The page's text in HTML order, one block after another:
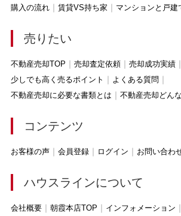
購入の流れ
賃貸VS持ち家 マンションと戸建
売りたい
不動産売却TOP 売却査定依頼 売却成功実績
少しでも高く売るポイント
よくある質問
不動産売却に必要な書類とは
不動産売却どん
コンテンツ
お客様の声 会員登録 ログイン お問い合わ
ハウスラインについて
会社概要 朝霞本店TOP インフォメーション